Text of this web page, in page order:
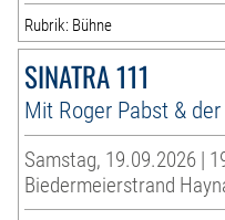
Rubrik: Bühne
SINATRA 111
Mit Roger Pabst &
Samstag, 19.09.2026 |
Biedermeierstrand